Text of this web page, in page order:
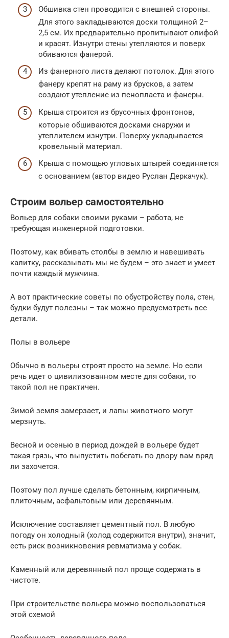
Обшивка стен проводится с внешней стороны.
Для этого закладываются доски толщиной 2–
2,5 см. Их предварительно пропитывают олифой
и красят. Изнутри стены утепляются и поверх
обиваются фанерой.
Из фанерного листа делают потолок. Для этого
фанеру крепят на раму из брусков, а затем
создают утепление из пенопласта и фанеры.
Крыша строится из брусочных фронтонов,
которые обшиваются досками снаружи и
утеплителем изнутри. Поверху укладывается
кровельный материал.
Крыша с помощью угловых штырей соединяется
с основанием (автор видео Руслан Деркачук).
Строим вольер самостоятельно
Вольер для собаки своими руками – работа, не
требующая инженерной подготовки.
Поэтому, как вбивать столбы в землю и навешивать
калитку, рассказывать мы не будем – это знает и умеет
почти каждый мужчина.
А вот практические советы по обустройству пола, стен,
будки будут полезны – так можно предусмотреть все
детали.
Полы в вольере
Обычно в вольеры строят просто на земле. Но если
речь идет о цивилизованном месте для собаки, то
такой пол не практичен.
Зимой земля замерзает, и лапы животного могут
мерзнуть.
Весной и осенью в период дождей в вольере будет
такая грязь, что выпустить побегать по двору вам вряд
ли захочется.
Поэтому пол лучше сделать бетонным, кирпичным,
плиточным, асфальтовым или деревянным.
Исключение составляет цементный пол. В любую
погоду он холодный (холод содержится внутри), значит,
есть риск возникновения ревматизма у собак.
Каменный или деревянный пол проще содержать в
чистоте.
При строительстве вольера можно воспользоваться
этой схемой